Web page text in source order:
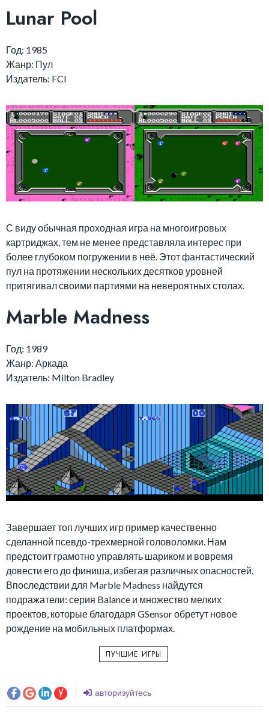
Lunar Pool
Год: 1985
Жанр: Пул
Издатель: FCI
С виду обычная проходная игра на многоигровых
картриджах, тем не менее представляла интерес при
более глубоком погружении в неё. Этот фантастический
пул на протяжении нескольких десятков уровней
притягивал своими партиями на невероятных столах.
Marble Madness
Год: 1989
Жанр: Аркада
Издатель: Milton Bradley
Завершает топ лучших игр пример качественно
сделанной псевдо-трехмерной головоломки. Нам
предстоит грамотно управлять шариком и вовремя
довести его до финиша, избегая различных опасностей.
Впоследствии для Marble Madness найдутся
подражатели: серия Balance и множество мелких
проектов, которые благодаря GSensor обретут новое
рождение на мобильных платформах.
ЛУЧШИЕ ИГРЫ
авторизуйтесь